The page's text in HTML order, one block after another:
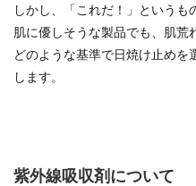
しかし、「これだ！」というも
肌に優しそうな製品でも、肌荒
どのような基準で日焼け止め
します。
紫外線吸収剤について